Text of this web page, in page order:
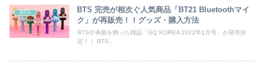
BTS
BTS 完売が相次ぐ人気商品「BT21 Bluetoothマイ
ク」が再販売！！グッズ・購入方法
BTSが表紙を飾った雑誌「GQ KOREA 2022年1月号」が発売決
定！！ BTS...